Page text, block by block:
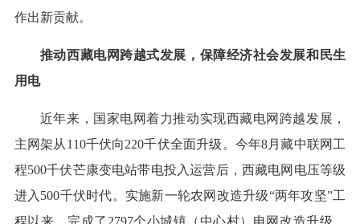
作出新贡献。
推动西藏电网跨越式发展，保障经济社会发展和民生
用电
近年来，国家电网着力推动实现西藏电网跨越发展，
主网架从110千伏向220千伏全面升级。今年8月藏中联网工
程500千伏芒康变电站带电投入运营后，西藏电网电压等级
进入500千伏时代。实施新一轮农网改造升级“两年攻坚”工